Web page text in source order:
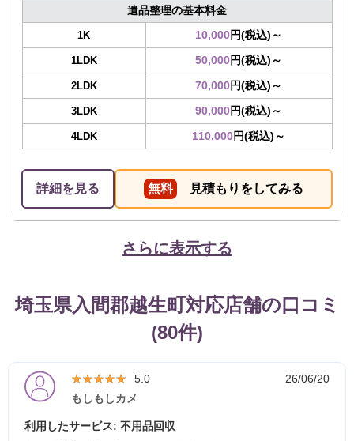
遺品整理の基本料金
1K 10,000円(税込)～
1LDK 50,000円(税込)～
2LDK 70,000円(税込)～
3LDK 90,000円(税込)～
4LDK 110,000円(税込)～
詳細を見る 無料 見積もりをしてみる
さらに表示する
埼玉県入間郡越生町対応店舗の口コミ
(80件)
★★★★★
★★★★★ 5.0
26/06/20
もしもしカメ
利用したサービス: 不用品回収